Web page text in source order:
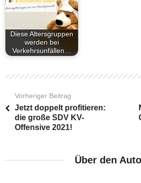
Diese Altersgruppen
werden bei
Verkehrsunfällen…
Vorheriger Beitrag
Jetzt doppelt profitieren:
die große SDV KV-
Offensive 2021!
Über den